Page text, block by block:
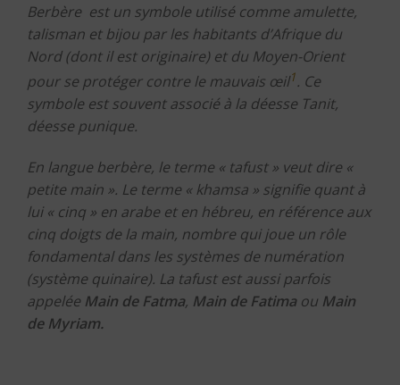
Berbère est un symbole utilisé comme amulette,
talisman et bijou par les habitants d’Afrique du
Nord (dont il est originaire) et du Moyen-Orient
pour se protéger contre le mauvais œil1. Ce
symbole est souvent associé à la déesse Tanit,
déesse punique.
En langue berbère, le terme « tafust » veut dire «
petite main ». Le terme « khamsa » signifie quant à
lui « cinq » en arabe et en hébreu, en référence aux
cinq doigts de la main, nombre qui joue un rôle
fondamental dans les systèmes de numération
(système quinaire). La tafust est aussi parfois
appelée Main de Fatma, Main de Fatimaou Main
de Myriam.